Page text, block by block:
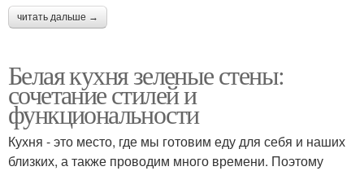
читать дальше →
Белая кухня зеленые стены:
сочетание стилей и
функциональности
Кухня - это место, где мы готовим еду для себя и наших
близких, а также проводим много времени. Поэтому